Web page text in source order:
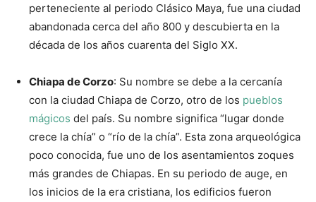
perteneciente al periodo Clásico Maya, fue una ciudad
abandonada cerca del año 800 y descubierta en la
década de los años cuarenta del Siglo XX.
Chiapa de Corzo: Su nombre se debe a la cercanía
con la ciudad Chiapa de Corzo, otro de los pueblos
mágicos del país. Su nombre significa “lugar donde
crece la chía” o “río de la chía”. Esta zona arqueológica
poco conocida, fue uno de los asentamientos zoques
más grandes de Chiapas. En su periodo de auge, en
los inicios de la era cristiana, los edificios fueron